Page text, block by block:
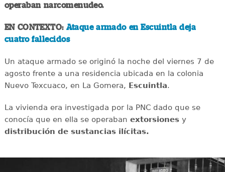
operaban narcomenudeo.
EN CONTEXTO: Ataque armado en Escuintla deja
cuatro fallecidos
Un ataque armado se originó la noche del viernes 7 de
agosto frente a una residencia ubicada en la colonia
Nuevo Texcuaco, en La Gomera, Escuintla.
La vivienda era investigada por la PNC dado que se
conocía que en ella se operaban extorsionesy
distribución de sustancias ilícitas.